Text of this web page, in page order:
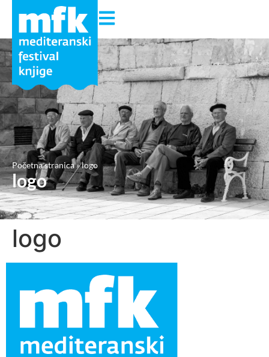
Početna stranica»logo
logo
logo